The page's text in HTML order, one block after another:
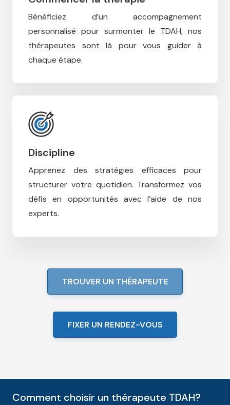
Bénéficiez d’un accompagnement
personnalisé pour surmonter le TDAH, nos
thérapeutes sont là pour vous guider à
chaque étape.
Discipline
Apprenez des stratégies efficaces pour
structurer votre quotidien. Transformez vos
défis en opportunités avec l’aide de nos
experts.
TROUVER UN THÉRAPEUTE
FIXER UN RENDEZ-VOUS
Comment choisir un thérapeute TDAH?